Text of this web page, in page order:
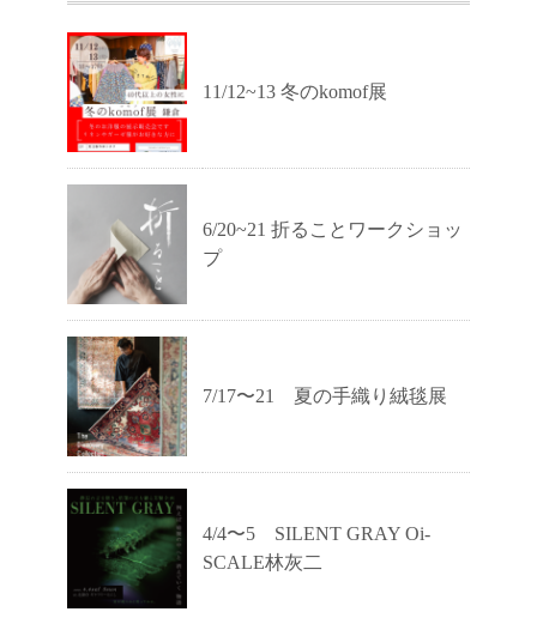
11/12~13 冬のkomof展
6/20~21 折ることワークショッ
プ
7/17〜21 夏の手織り絨毯展
4/4〜5 SILENT GRAY Oi-
SCALE林灰二